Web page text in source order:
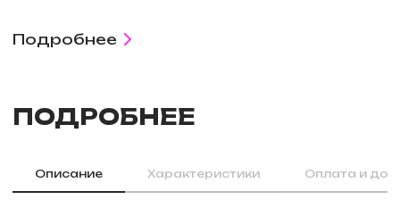
Подробнее
ПОДРОБНЕЕ
Описание Характеристики Оплата и